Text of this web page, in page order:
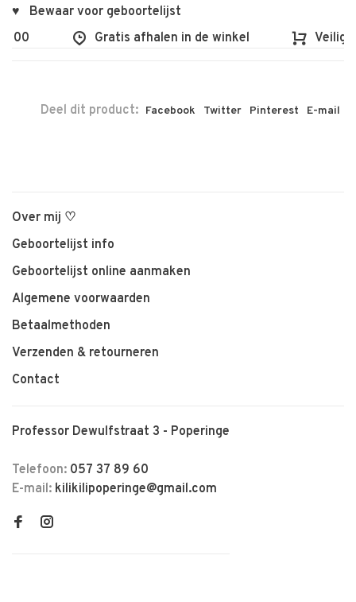
♥ Bewaar voor geboortelijst
Gratis afhalen in de winkel Veilig
Deel dit product: Facebook Twitter Pinterest E-mail
Over mij ♡
Geboortelijst info
Geboortelijst online aanmaken
Algemene voorwaarden
Betaalmethoden
Verzenden & retourneren
Contact
Professor Dewulfstraat 3 - Poperinge
Telefoon: 057 37 89 60
E-mail: kilikilipoperinge@gmail.com